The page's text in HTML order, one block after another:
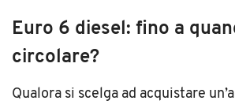
Euro 6 diesel: fino a
circolare?
Qualora si scelga ad acquistare